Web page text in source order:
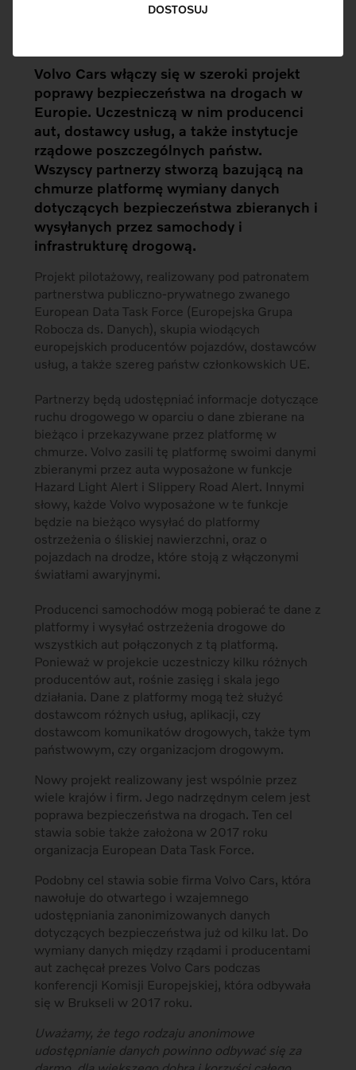
DOSTOSUJ
Volvo Cars włączy się w szeroki projekt
poprawy bezpieczeństwa na drogach w
Europie. Uczestniczą w nim producenci
aut, dostawcy usług, a także instytucje
rządowe poszczególnych państw.
Wszyscy partnerzy stworzą bazującą na
chmurze platformę wymiany danych
dotyczących bezpieczeństwa zbieranych i
wysyłanych przez samochody i
infrastrukturę drogową.
Projekt pilotażowy, realizowany pod patronatem
partnerstwa publiczno-prywatnego zwanego
European Data Task Force (Europejska Grupa
Robocza ds. Danych), skupia wiodących
europejskich producentów pojazdów, dostawców
usług, a także szereg państw członkowskich UE.
Partnerzy będą udostępniać informacje dotyczące
ruchu drogowego w oparciu o dane zbierane na
bieżąco i przekazywane przez platformę w
chmurze. Volvo zasili tę platformę swoimi danymi
zbieranymi przez auta wyposażone w funkcje
Hazard Light Alert i Slippery Road Alert. Innymi
słowy, każde Volvo wyposażone w te funkcje
będzie na bieżąco wysyłać do platformy
ostrzeżenia o śliskiej nawierzchni, oraz o
pojazdach na drodze, które stoją z włączonymi
światłami awaryjnymi.
Producenci samochodów mogą pobierać te dane z
platformy i wysyłać ostrzeżenia drogowe do
wszystkich aut połączonych z tą platformą.
Ponieważ w projekcie uczestniczy kilku różnych
producentów aut, rośnie zasięg i skala jego
działania. Dane z platformy mogą też służyć
dostawcom różnych usług, aplikacji, czy
dostawcom komunikatów drogowych, także tym
państwowym, czy organizacjom drogowym.
Nowy projekt realizowany jest wspólnie przez
wiele krajów i firm. Jego nadrzędnym celem jest
poprawa bezpieczeństwa na drogach. Ten cel
stawia sobie także założona w 2017 roku
organizacja European Data Task Force.
Podobny cel stawia sobie firma Volvo Cars, która
nawołuje do otwartego i wzajemnego
udostępniania zanonimizowanych danych
dotyczących bezpieczeństwa już od kilku lat. Do
wymiany danych między rządami i producentami
aut zachęcał prezes Volvo Cars podczas
konferencji Komisji Europejskiej, która odbywała
się w Brukseli w 2017 roku.
Uważamy, że tego rodzaju anonimowe
udostępnianie danych powinno odbywać się za